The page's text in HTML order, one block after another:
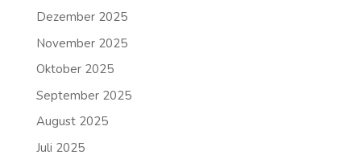
Dezember 2025
November 2025
Oktober 2025
September 2025
August 2025
Juli 2025